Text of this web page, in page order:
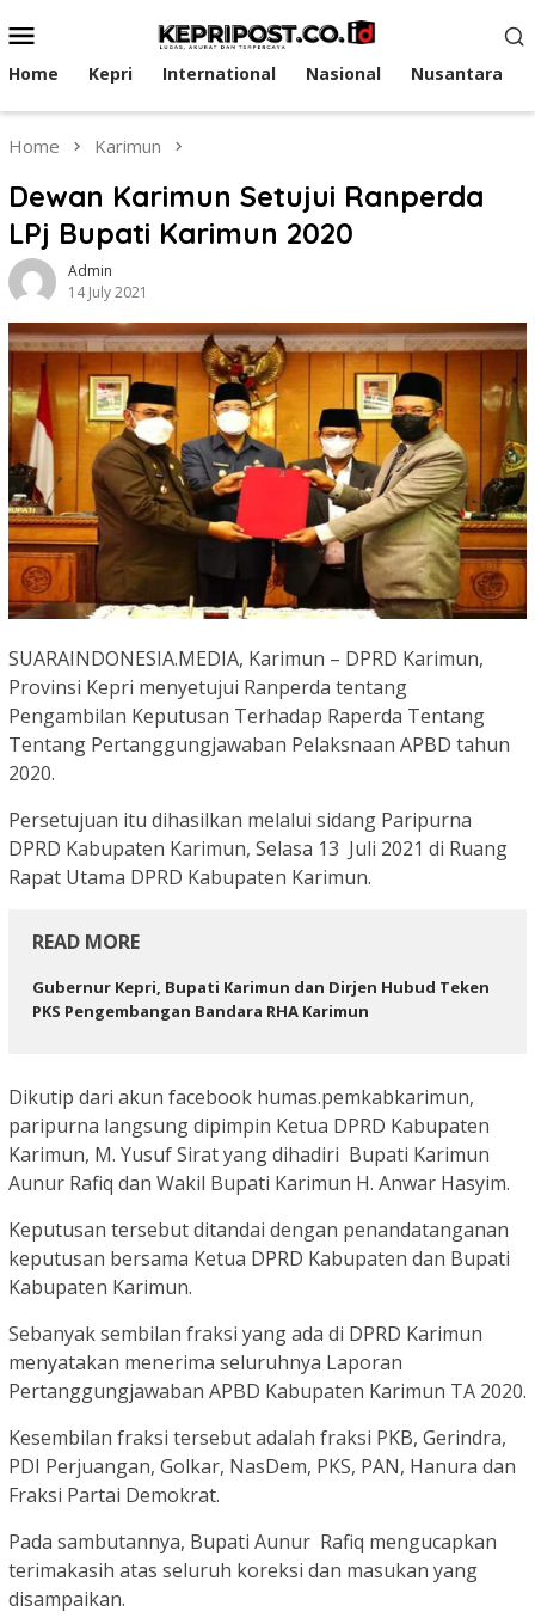
to
contentMenu
Home Kepri International Nasional Nusantara
Home Karimun
Dewan Karimun Setujui Ranperda
LPj Bupati Karimun 2020
Admin
14 July 2021
SUARAINDONESIA.MEDIA, Karimun – DPRD Karimun,
Provinsi Kepri menyetujui Ranperda tentang
Pengambilan Keputusan Terhadap Raperda Tentang
Tentang Pertanggungjawaban Pelaksnaan APBD tahun
2020.
Persetujuan itu dihasilkan melalui sidang Paripurna
DPRD Kabupaten Karimun, Selasa 13 Juli 2021 di Ruang
Rapat Utama DPRD Kabupaten Karimun.
READ MORE
Gubernur Kepri, Bupati Karimun dan Dirjen Hubud Teken
PKS Pengembangan Bandara RHA Karimun
Dikutip dari akun facebook humas.pemkabkarimun,
paripurna langsung dipimpin Ketua DPRD Kabupaten
Karimun, M. Yusuf Sirat yang dihadiri Bupati Karimun
Aunur Rafiq dan Wakil Bupati Karimun H. Anwar Hasyim.
Keputusan tersebut ditandai dengan penandatanganan
keputusan bersama Ketua DPRD Kabupaten dan Bupati
Kabupaten Karimun.
Sebanyak sembilan fraksi yang ada di DPRD Karimun
menyatakan menerima seluruhnya Laporan
Pertanggungjawaban APBD Kabupaten Karimun TA 2020.
Kesembilan fraksi tersebut adalah fraksi PKB, Gerindra,
PDI Perjuangan, Golkar, NasDem, PKS, PAN, Hanura dan
Fraksi Partai Demokrat.
Pada sambutannya, Bupati Aunur Rafiq mengucapkan
terimakasih atas seluruh koreksi dan masukan yang
disampaikan.